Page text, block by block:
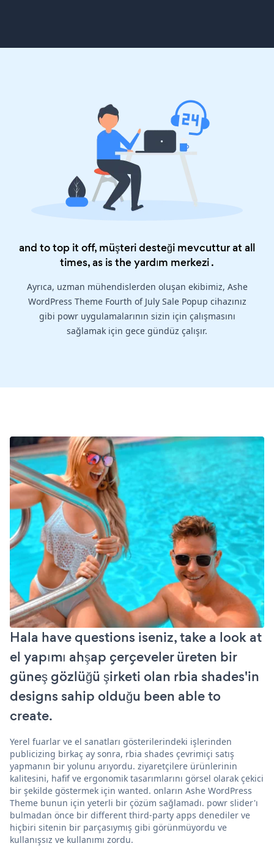
and to top it off, müşteri desteği mevcuttur at all
times, as is theyardım merkezi.
Ayrıca, uzman mühendislerden oluşan ekibimiz, Ashe
WordPress Theme Fourth of July Sale Popup cihazınız
gibi powr uygulamalarının sizin için çalışmasını
sağlamak için gece gündüz çalışır.
Hala have questions iseniz, take a look at
el yapımı ahşap çerçeveler üreten bir
güneş gözlüğü şirketi olan rbia shades'in
designs sahip olduğu been able to
create.
Yerel fuarlar ve el sanatları gösterilerindeki işlerinden
publicizing birkaç ay sonra, rbia shades çevrimiçi satış
yapmanın bir yolunu arıyordu. ziyaretçilere ürünlerinin
kalitesini, hafif ve ergonomik tasarımlarını görsel olarak çekici
bir şekilde göstermek için wanted. onların Ashe WordPress
Theme bunun için yeterli bir çözüm sağlamadı. powr slider'ı
bulmadan önce bir different third-party apps denediler ve
hiçbiri sitenin bir parçasıymış gibi görünmüyordu ve
kullanışsız ve kullanımı zordu.